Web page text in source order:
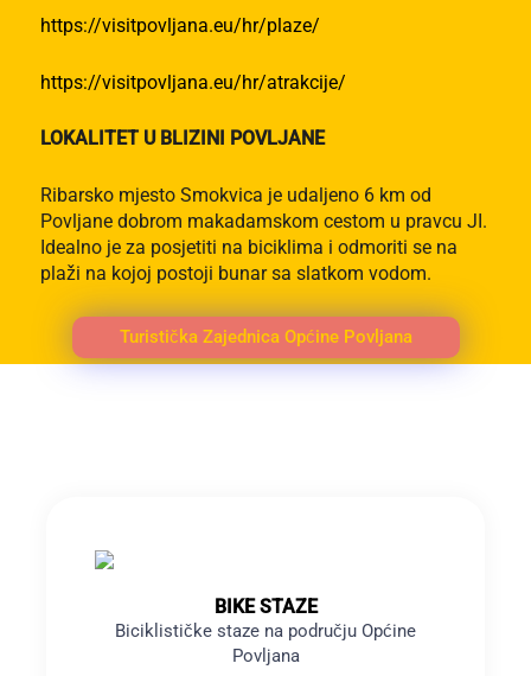
https://visitpovljana.eu/hr/plaze/
https://visitpovljana.eu/hr/atrakcije/
LOKALITET U BLIZINI POVLJANE
Ribarsko mjesto Smokvica je udaljeno 6 km od
Povljane dobrom makadamskom cestom u pravcu JI.
Idealno je za posjetiti na biciklima i odmoriti se na
plaži na kojoj postoji bunar sa slatkom vodom.
Turistička Zajednica Općine Povljana
BIKE STAZE
Biciklističke staze na području Općine
Povljana